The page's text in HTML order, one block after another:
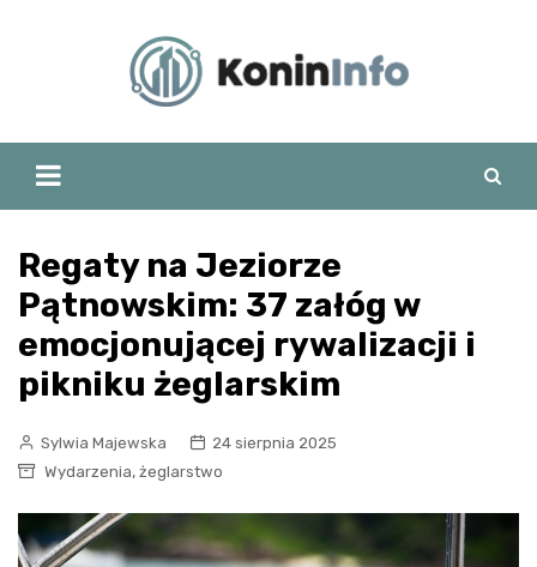
Regaty na Jeziorze
Pątnowskim: 37 załóg w
emocjonującej rywalizacji i
pikniku żeglarskim
Sylwia Majewska
24 sierpnia 2025
Wydarzenia, żeglarstwo